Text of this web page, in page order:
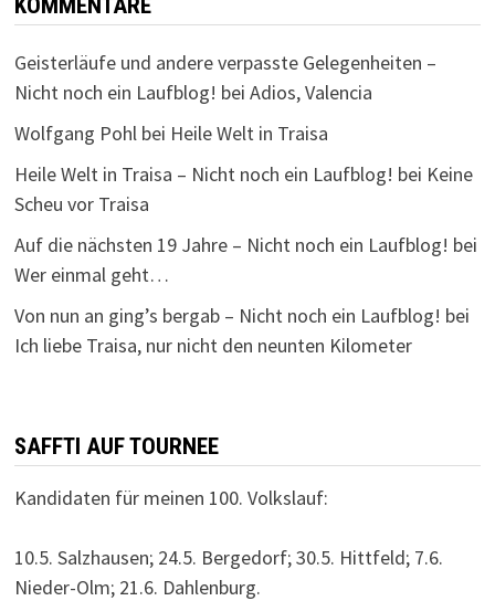
KOMMENTARE
Geisterläufe und andere verpasste Gelegenheiten –
Nicht noch ein Laufblog! bei Adios, Valencia
Wolfgang Pohlbei Heile Welt in Traisa
Heile Welt in Traisa – Nicht noch ein Laufblog! bei Keine
Scheu vor Traisa
Auf die nächsten 19 Jahre – Nicht noch ein Laufblog! bei
Wer einmal geht…
Von nun an ging’s bergab – Nicht noch ein Laufblog! bei
Ich liebe Traisa, nur nicht den neunten Kilometer
SAFFTI AUF TOURNEE
Kandidaten für meinen 100. Volkslauf:
10.5. Salzhausen; 24.5. Bergedorf; 30.5. Hittfeld; 7.6.
Nieder-Olm; 21.6. Dahlenburg.